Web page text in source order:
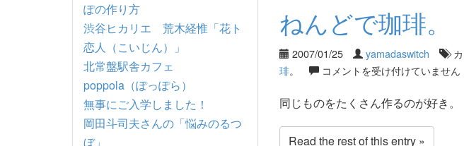
ねんどで珈琲。
2007/01/25 yamadaswitch カ
琲。 コメントを受け付けていません
同じものをたくさん作るのが好き。
Read the rest of this entry »
ぽの作り方
渋谷ヒカリエ 荒木経惟「花ト
恋人（こいじん）」
北常盤駅舎カフェ
poppola（ぽっぽら）
無事にご入学しました！
岡田斗司夫さんの「悩みのるつ
ぼ」